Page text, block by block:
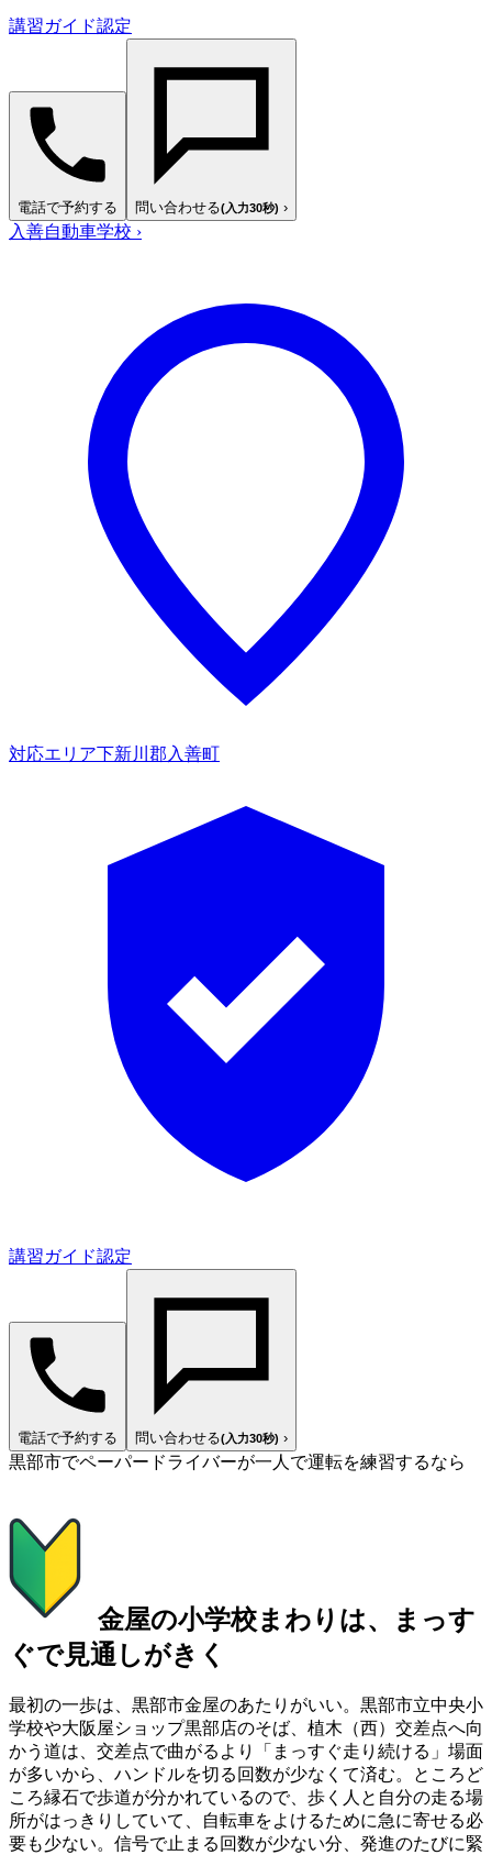
講習ガイド認定
電話で予約する 問い合わせる(入力30秒) ›
入善自動車学校 ›
対応エリア下新川郡入善町
講習ガイド認定
電話で予約する 問い合わせる(入力30秒) ›
黒部市でペーパードライバーが一人で運転を練習するなら
金屋の小学校まわりは、まっす
ぐで見通しがきく
最初の一歩は、黒部市金屋のあたりがいい。黒部市立中央小
学校や大阪屋ショップ黒部店のそば、植木（西）交差点へ向
かう道は、交差点で曲がるより「まっすぐ走り続ける」場面
が多いから、ハンドルを切る回数が少なくて済む。ところど
ころ縁石で歩道が分かれているので、歩く人と自分の走る場
所がはっきりしていて、自転車をよけるために急に寄せる必
要も少ない。信号で止まる回数が少ない分、発進のたびに緊